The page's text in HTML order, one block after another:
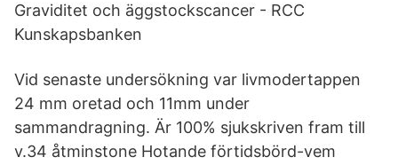
Graviditet och äggstockscancer - RCC
Kunskapsbanken
Vid senaste undersökning var livmodertappen
24 mm oretad och 11mm under
sammandragning. Är 100% sjukskriven fram till
v.34 åtminstone Hotande förtidsbörd-vem